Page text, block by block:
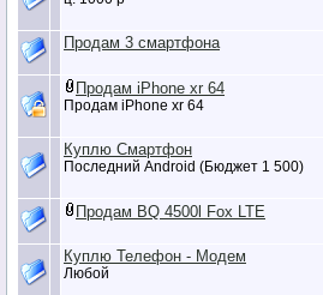
Продам 3 смартфона
Продам iPhone xr 64
Продам iPhone xr 64
Куплю Смартфон
Последний Android (Бюджет 1 500)
Продам BQ 4500l Fox LTE
Куплю Телефон - Модем
Любой